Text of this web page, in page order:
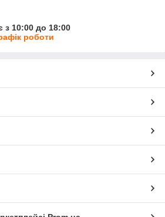
з 10:00 до 18:00
роботи